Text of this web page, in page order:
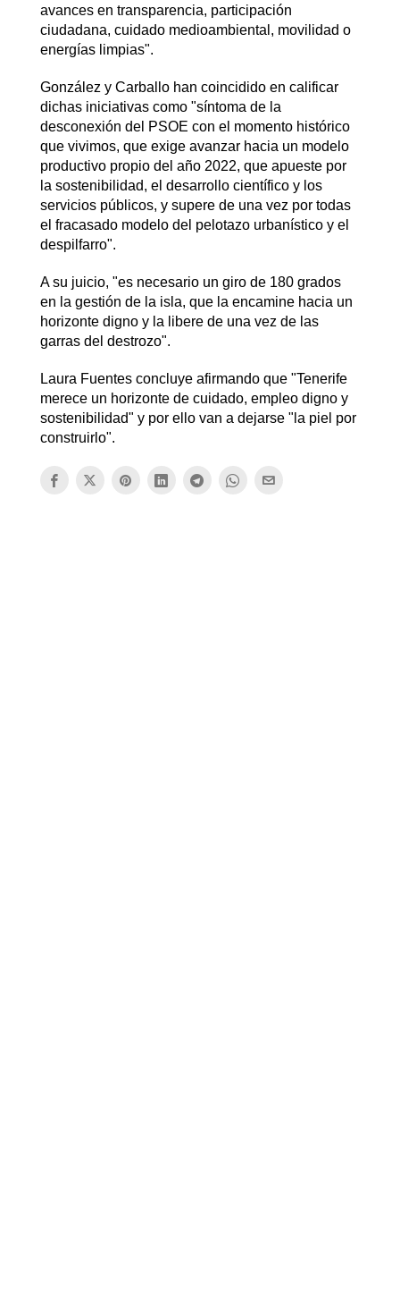
avances en transparencia, participación
ciudadana, cuidado medioambiental, movilidad o
energías limpias".
González y Carballo han coincidido en calificar
dichas iniciativas como "síntoma de la
desconexión del PSOE con el momento histórico
que vivimos, que exige avanzar hacia un modelo
productivo propio del año 2022, que apueste por
la sostenibilidad, el desarrollo científico y los
servicios públicos, y supere de una vez por todas
el fracasado modelo del pelotazo urbanístico y el
despilfarro".
A su juicio, "es necesario un giro de 180 grados
en la gestión de la isla, que la encamine hacia un
horizonte digno y la libere de una vez de las
garras del destrozo".
Laura Fuentes concluye afirmando que "Tenerife
merece un horizonte de cuidado, empleo digno y
sostenibilidad" y por ello van a dejarse "la piel por
construirlo".